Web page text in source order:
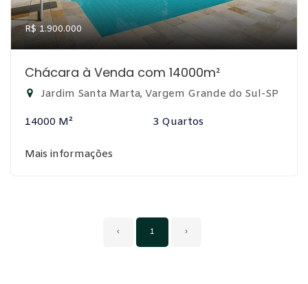
R$ 1.900.000
Chácara à Venda com 14000m²
Jardim Santa Marta, Vargem Grande do Sul-SP
14000 M² 3 Quartos
Mais informações
‹ 1 ›